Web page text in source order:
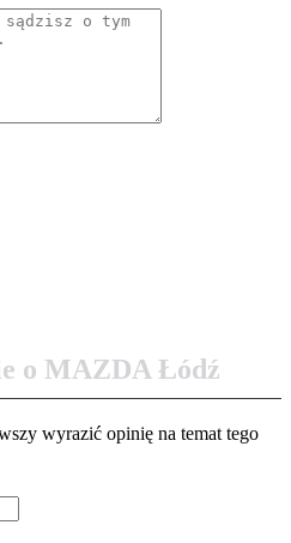
o MAZDA Łódź
wyrazić opinię na temat tego